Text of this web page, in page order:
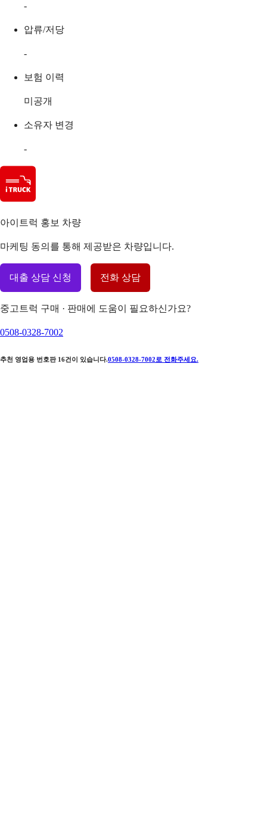
-
압류/저당
-
보험 이력
미공개
소유자 변경
-
아이트럭 홍보 차량
마케팅 동의를 통해 제공받은 차량입니다.
대출 상담 신청 전화 상담
중고트럭 구매 · 판매에 도움이 필요하신가요?
0508-0328-7002
추천 영업용 번호판 16건이 있습니다.0508-0328-7002 로 전화주세요.